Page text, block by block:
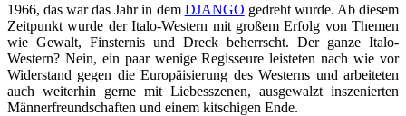
1966, das war das Jahr in dem DJANGO gedreht wurde. Ab diesem
Zeitpunkt wurde der Italo-Western mit großem Erfolg von Themen
wie Gewalt, Finsternis und Dreck beherrscht. Der ganze Italo-
Western? Nein, ein paar wenige Regisseure leisteten nach wie vor
Widerstand gegen die Europäisierung des Westerns und arbeiteten
auch weiterhin gerne mit Liebesszenen, ausgewalzt inszenierten
Männerfreundschaften und einem kitschigen Ende.